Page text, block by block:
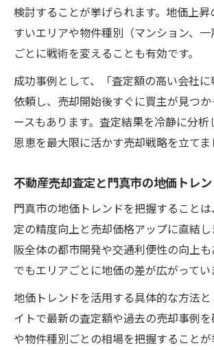
検討することが挙げられます。地価上昇
すいエリアや物件種別（マンション、一
ごとに戦術を変えることも有効です。
成功事例として、「査定額の高い会社
依頼し、売却開始後すぐに買主が見つ
ースもあります。査定結果を冷静に分析
恩恵を最大限に活かす売却戦略を立てま
不動産売却査定と門真市の地価トレ
門真市の地価トレンドを把握すること
定の精度向上と売却価格アップに直結
阪全体の都市開発や交通利便性の向上
でもエリアごとに地価の差が広がってい
地価トレンドを活用する具体的な方法
イトで最新の査定額や過去の売却事例
や物件種別ごとの相場を把握することが